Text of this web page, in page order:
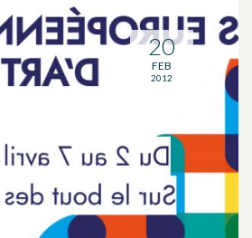
20
FEB
2012